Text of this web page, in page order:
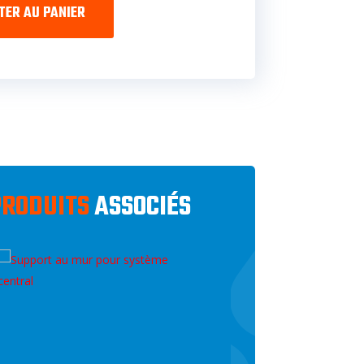
AU PANIER
ASSOCIÉS